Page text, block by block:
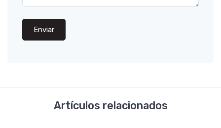
Enviar
Artículos relacionados